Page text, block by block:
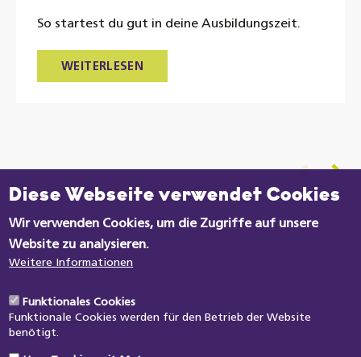
So startest du gut in deine Ausbildungszeit.
WEITERLESEN
Zu den Themen
Hilfreiches
Diese Webseite verwendet Cookies
Wir verwenden Cookies, um die Zugriffe auf unsere
Website zu analysieren.
Weitere Informationen
Funktionales Cookies
Funktionale Cookies werden für den Betrieb der Website
benötigt.